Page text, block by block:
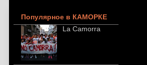
Популярное в КАМОРКЕ
La Camorra